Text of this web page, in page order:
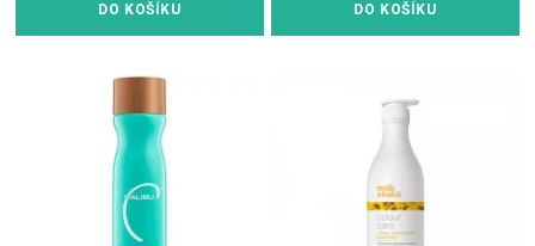
DO KOŠÍKU DO KOŠÍKU